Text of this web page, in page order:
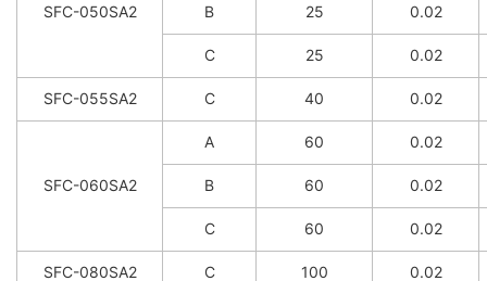
SFC-050SA2 B 25 0.02
C 25 0.02
SFC-055SA2 C 40 0.02
SFC-060SA2
A 60 0.02
B 60 0.02
C 60 0.02
SFC-080SA2 C 100 0.02